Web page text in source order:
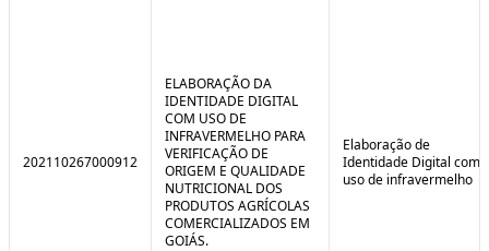
202110267000912
ELABORAÇÃO DA
IDENTIDADE DIGITAL
COM USO DE
INFRAVERMELHO PARA
VERIFICAÇÃO DE
ORIGEM E QUALIDADE
NUTRICIONAL DOS
PRODUTOS AGRÍCOLAS
COMERCIALIZADOS EM
GOIÁS.
Elaboração de
Identidade Digital com
uso de infravermelho